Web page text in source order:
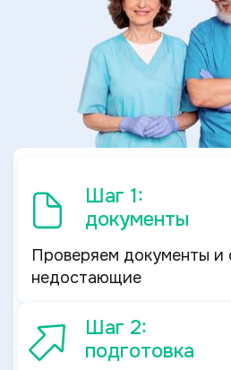
Шаг 1:
документы
Проверяем документы и
недостающие
Шаг 2:
подготовка